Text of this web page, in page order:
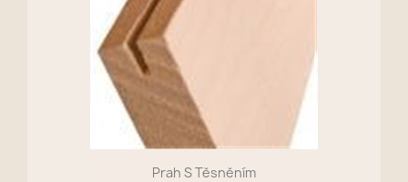
Prah S Těsněním